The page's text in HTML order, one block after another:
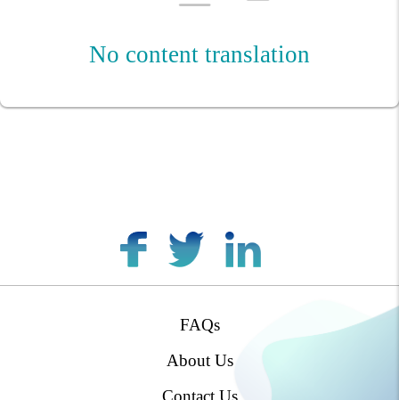
No content translation
FAQs
About Us
Contact Us